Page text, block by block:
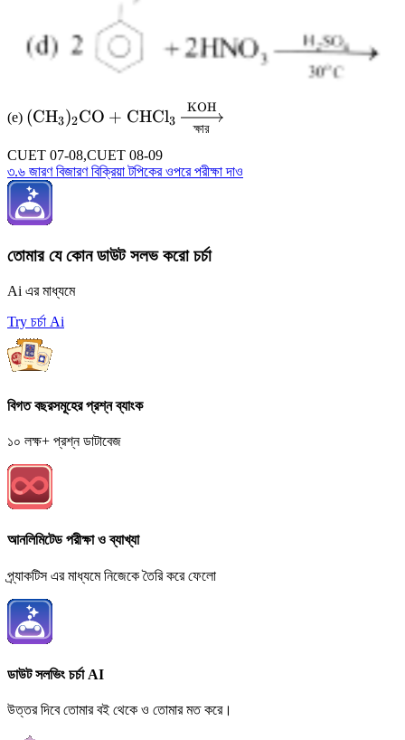
(e) (\text{CH}_3)_2\text{CO}
\xrightarrow[\text{ক্ষার}]
{\text{KOH}}
(CH3)2CO + CHCl3
KOH
ক্ষার
CUET 07-08,CUET 08-09
৩.৬ জারণ বিজারণ বিক্রিয়া টপিকের ওপরে পরীক্ষা দাও
তোমার যে কোন ডাউট সলভ করো চর্চা
Ai এর মাধ্যমে
Try চর্চা Ai
বিগত বছরসমূহের প্রশ্ন ব্যাংক
১০ লক্ষ+ প্রশ্ন ডাটাবেজ
আনলিমিটেড পরীক্ষা ও ব্যাখ্যা
প্র্যাকটিস এর মাধ্যমে নিজেকে তৈরি করে ফেলো
ডাউট সলভিং চর্চা AI
উত্তর দিবে তোমার বই থেকে ও তোমার মত করে।